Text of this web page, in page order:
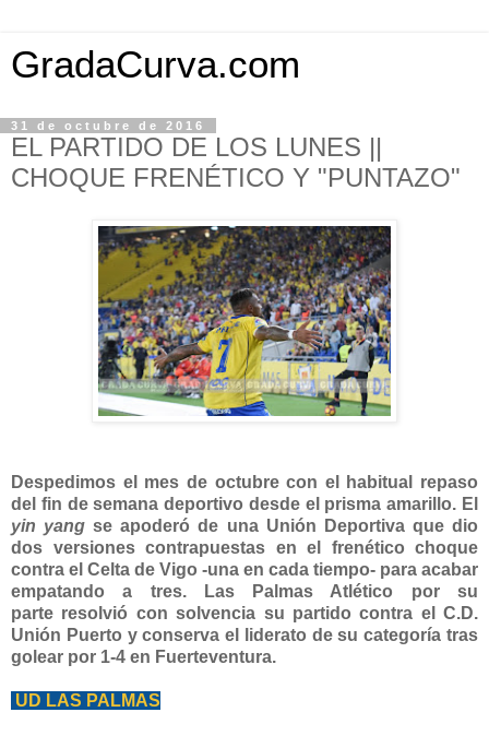
GradaCurva.com
31 de octubre de 2016
EL PARTIDO DE LOS LUNES ||
CHOQUE FRENÉTICO Y "PUNTAZO"
Despedimos el mes de octubre con el habitual repaso
del fin de semana deportivo desde el prisma amarillo. El
yin yang se apoderó de una Unión Deportiva que dio
dos versiones contrapuestas en el frenético choque
contra el Celta de Vigo -una en cada tiempo- para acabar
empatando a tres. Las Palmas Atlético por su
parte resolvió con solvencia su partido contra el C.D.
Unión Puerto y conserva el liderato de su categoría tras
golear por 1-4 en Fuerteventura.
UD LAS PALMAS